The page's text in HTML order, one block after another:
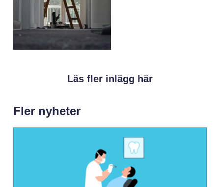
Läs fler inlägg här
Fler nyheter